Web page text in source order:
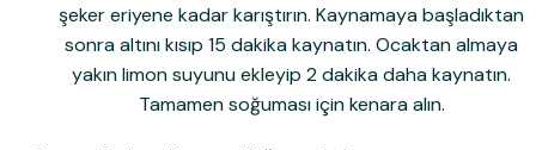
şeker eriyene kadar karıştırın. Kaynamaya başladıktan
sonra altını kısıp 15 dakika kaynatın. Ocaktan almaya
yakın limon suyunu ekleyip 2 dakika daha kaynatın.
Tamamen soğuması için kenara alın.